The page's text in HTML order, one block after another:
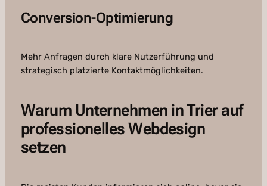
Conversion-Optimierung
Mehr Anfragen durch klare Nutzerführung und
strategisch platzierte Kontaktmöglichkeiten.
Warum Unternehmen in Trier auf
professionelles Webdesign
setzen